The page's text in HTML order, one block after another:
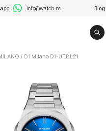
info@watch.rs Blog
/ D1 Milano D1-UTBL21